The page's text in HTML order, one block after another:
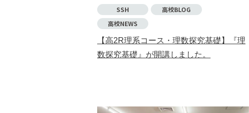
SSH
高校BLOG
高校NEWS
【高2R理系コース・理数探究基礎】『理
数探究基礎』が開講しました。